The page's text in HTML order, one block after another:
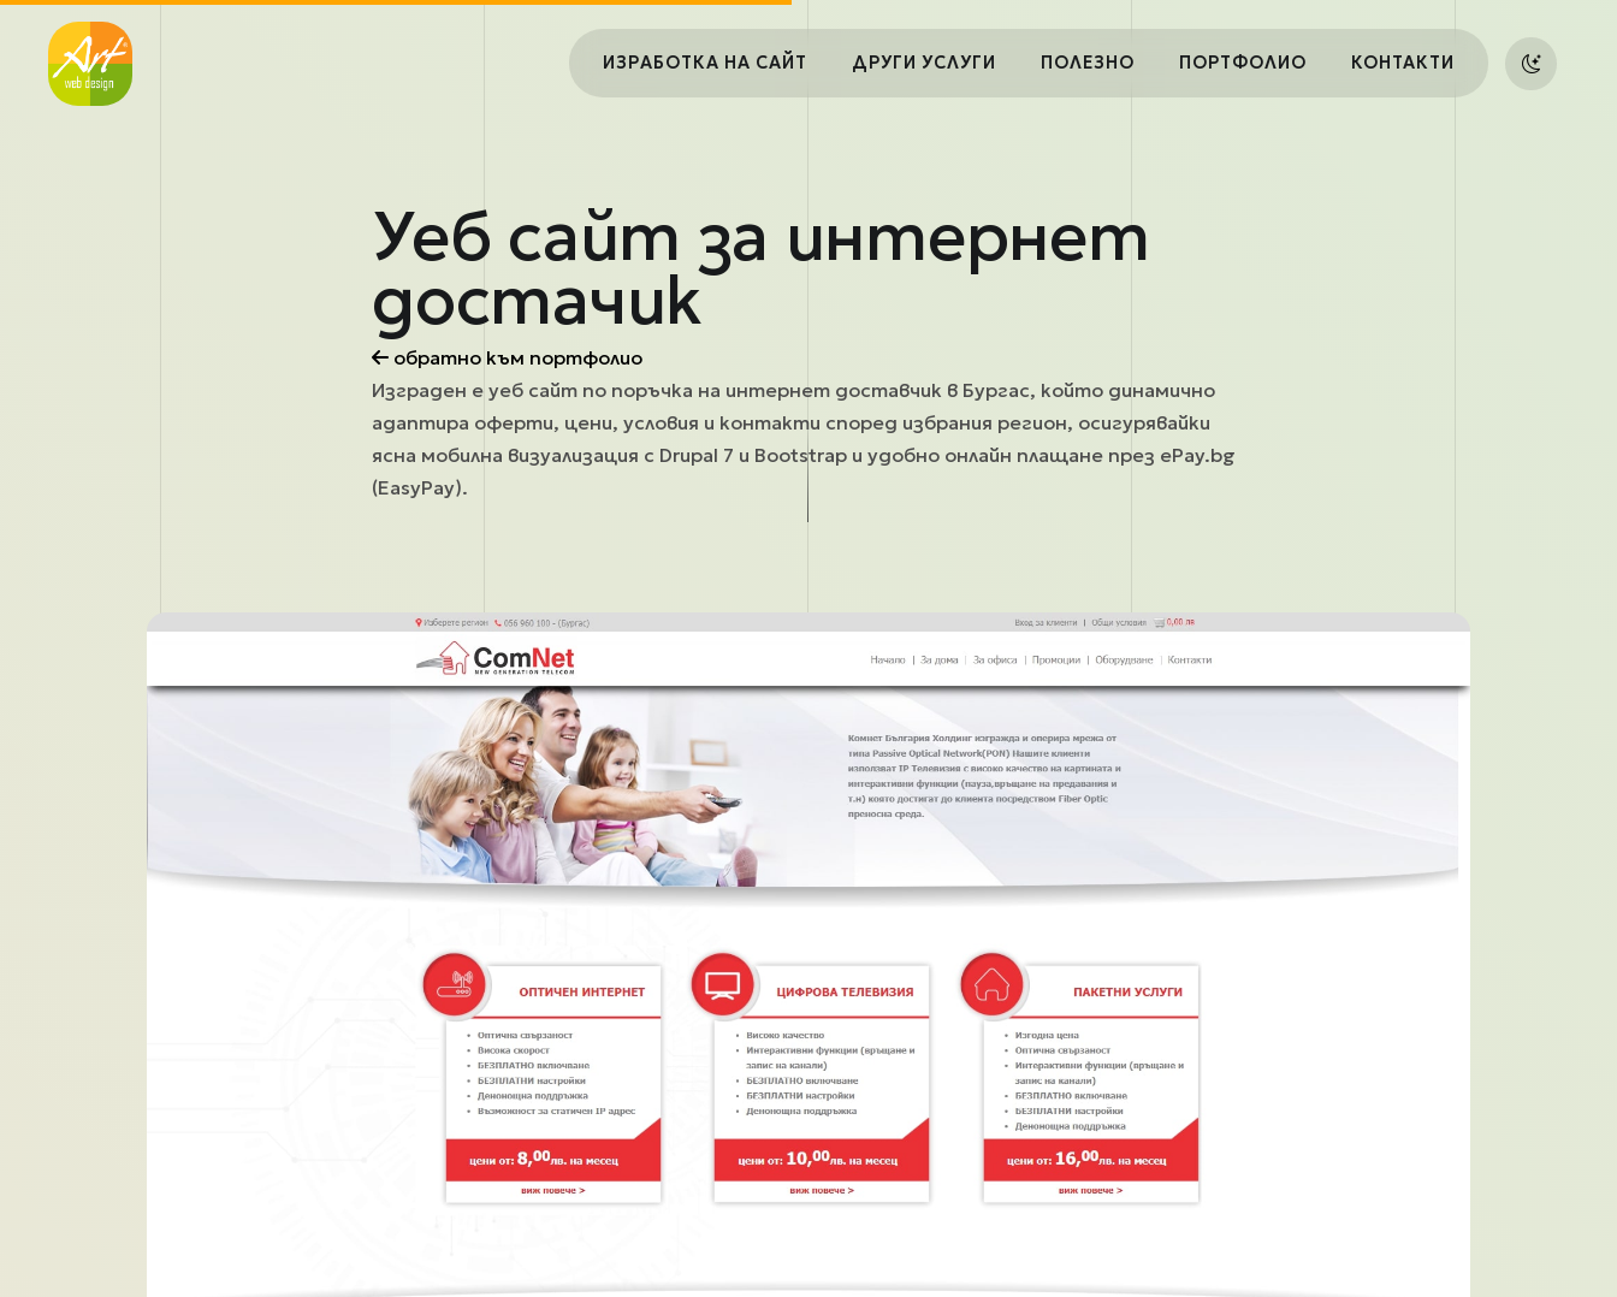
Main navigation
ИЗРАБОТКА НА САЙТ ДРУГИ УСЛУГИ ПОЛЕЗНО ПОРТФОЛИО КОНТАКТИ
Уеб сайт за интернет
достачик
обратно към портфолио
Изграден е уеб сайт по поръчка на интернет доставчик в Бургас, който динамично
адаптира оферти, цени, условия и контакти според избрания регион, осигурявайки
ясна мобилна визуализация с Drupal 7 и Bootstrap и удобно онлайн плащане през ePay.bg
(EasyPay).